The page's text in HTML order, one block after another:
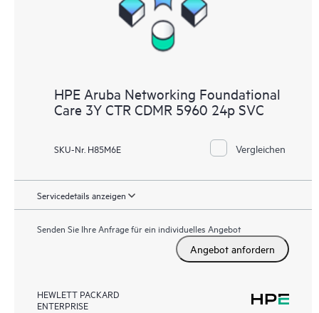
HPE Aruba Networking Foundational
Care 3Y CTR CDMR 5960 24p SVC
SKU-Nr. H85M6E Vergleichen
Servicedetails anzeigen
Senden Sie Ihre Anfrage für ein individuelles Angebot
Angebot anfordern
HEWLETT PACKARD
ENTERPRISE